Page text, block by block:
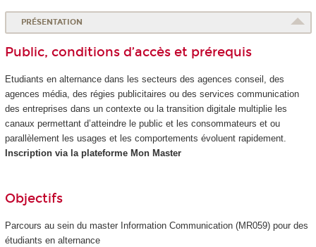
PRÉSENTATION
Public, conditions d’accès et prérequis
Etudiants en alternancedans les secteurs des agences conseil, des
agences média, des régies publicitaires ou des services communication
des entreprises dans un contexte ou la transition digitale multiplie les
canaux permettant d’atteindre le public et les consommateurs et ou
parallèlement les usages et les comportements évoluent rapidement.
Inscription via la plateforme Mon Master
Objectifs
Parcours au sein du master Information Communication (MR059) pour des
étudiants en alternance